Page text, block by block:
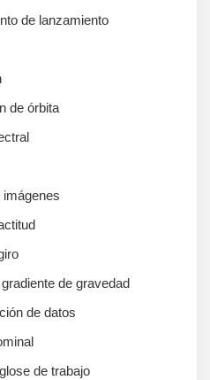
de lanzamiento
de órbita
de gravedad
de datos
de trabajo